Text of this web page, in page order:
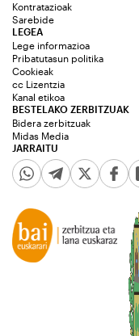
Kontratazioak
Sarebide
JARRAITU
LEGEA
Lege informazioa
Pribatutasun politika
Cookieak
cc Lizentzia
Kanal etikoa
BESTELAKO ZERBITZUAK
Bidera zerbitzuak
Midas Media